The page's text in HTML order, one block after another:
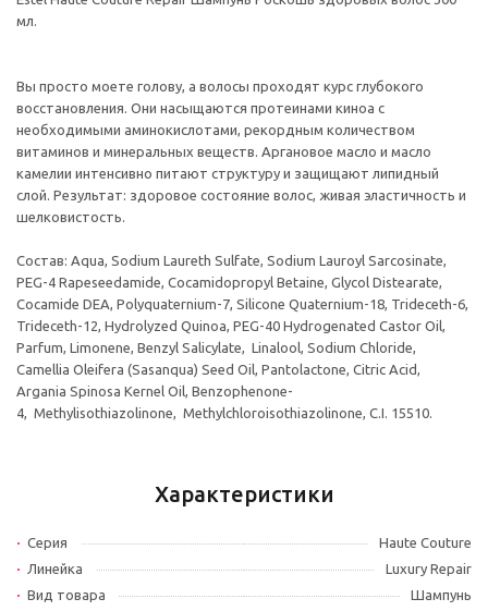
мл.
Вы просто моете голову, а волосы проходят курс глубокого
восстановления. Они насыщаются протеинами киноа с
необходимыми аминокислотами, рекордным количеством
витаминов и минеральных веществ. Аргановое масло и масло
камелии интенсивно питают структуру и защищают липидный
слой. Результат: здоровое состояние волос, живая эластичность и
шелковистость.
Состав: Aqua, Sodium Laureth Sulfate, Sodium Lauroyl Sarcosinate,
PEG-4 Rapeseedamide, Cocamidopropyl Betaine, Glycol Distearate,
Cocamide DEA, Polyquaternium-7, Silicone Quaternium-18, Trideceth-6,
Trideceth-12, Hydrolyzed Quinoa, PEG-40 Hydrogenated Castor Oil,
Parfum, Limonene, Benzyl Salicylate, Linalool, Sodium Chloride,
Camellia Oleifera (Sasanqua) Seed Oil, Pantolactone, Citric Acid,
Argania Spinosa Kernel Oil, Benzophenone-
4, Methylisothiazolinone, Methylchloroisothiazolinone, C.I. 15510.
Характеристики
Серия
Haute Couture
Линейка
Luxury Repair
Вид товара
Шампунь